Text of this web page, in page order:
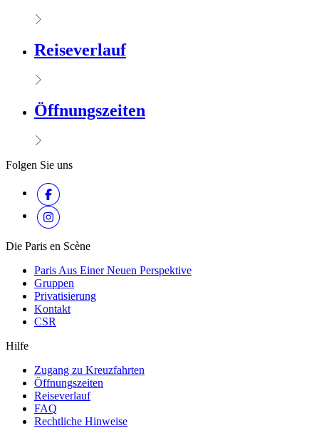
Reiseverlauf
Öffnungszeiten
Folgen Sie uns
Die Paris en Scène
Paris Aus Einer Neuen Perspektive
Gruppen
Privatisierung
Kontakt
CSR
Hilfe
Zugang zu Kreuzfahrten
Öffnungszeiten
Reiseverlauf
FAQ
Rechtliche Hinweise